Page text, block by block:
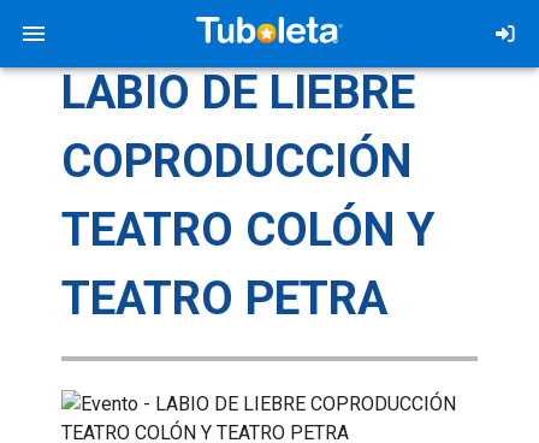
LABIO DE LIEBRE
COPRODUCCIÓN
TEATRO COLÓN Y
TEATRO PETRA